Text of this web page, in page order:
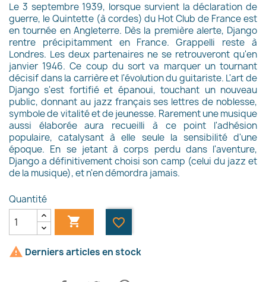
Le 3 septembre 1939, lorsque survient la déclaration de
guerre, le Quintette (à cordes) du Hot Club de France est
en tournée en Angleterre. Dès la première alerte, Django
rentre précipitamment en France. Grappelli reste à
Londres. Les deux partenaires ne se retrouveront qu'en
janvier 1946. Ce coup du sort va marquer un tournant
décisif dans la carrière et l'évolution du guitariste. L'art de
Django s'est fortifié et épanoui, touchant un nouveau
public, donnant au jazz français ses lettres de noblesse,
symbole de vitalité et de jeunesse. Rarement une musique
aussi élaborée aura recueilli à ce point l'adhésion
populaire, catalysant à elle seule la sensibilité d'une
époque. En se jetant à corps perdu dans l'aventure,
Django a définitivement choisi son camp (celui du jazz et
de la musique), et n'en démordra jamais.
Quantité
 favorite_border
 Derniers articles en stock